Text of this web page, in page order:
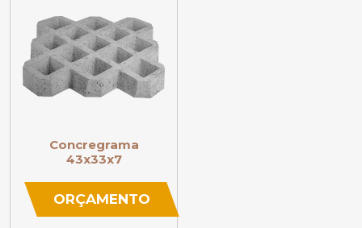
Concregrama
43x33x7
ORÇAMENTO